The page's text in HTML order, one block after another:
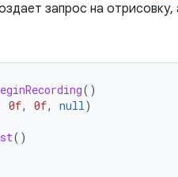
запрос на
()
0f, 0f, null)
()